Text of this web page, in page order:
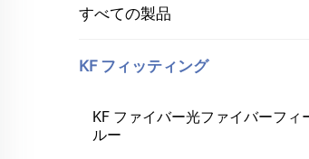
すべての製品
KF フィッティング
KF ファイバー光ファイバーフィ
ルー